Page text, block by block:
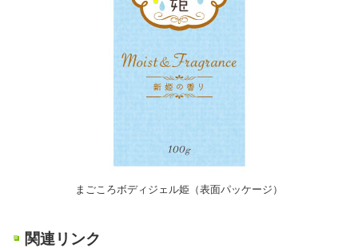
まごころボディジェル姫（表面パッケージ）
関連リンク